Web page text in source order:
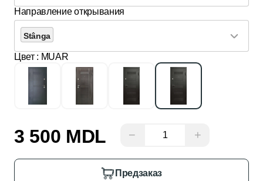
Направление открывания
Stânga
Цвет : MUAR
3 500 MDL − +
Предзаказ